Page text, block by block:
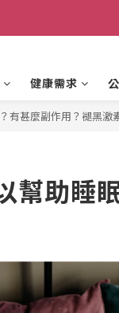
健康需求
有甚麼副作用？褪黑激
幫助睡